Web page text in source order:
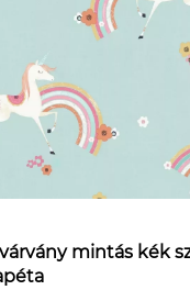
mintás kék